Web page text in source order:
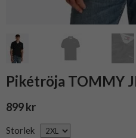
Pikétröja TOMMY
899 kr
Storlek